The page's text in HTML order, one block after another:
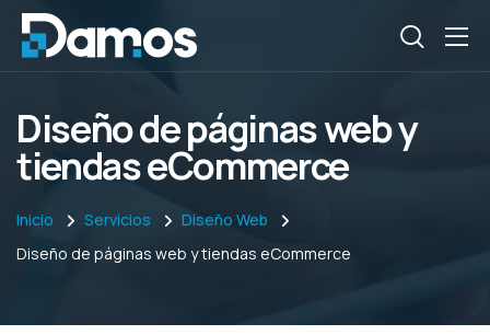
Diseño de páginas web y
tiendas eCommerce
Inicio Servicios
Diseño Web
Diseño de páginas web y tiendas eCommerce